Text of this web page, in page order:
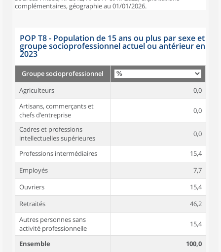
complémentaires, géographie au 01/01/2026.
POP T8 - Population de 15 ans ou plus par sexe et
groupe socioprofessionnel actuel ou antérieur en
2023
Groupe socioprofessionnel
Agriculteurs
0,0
Artisans, commerçants et
chefs d’entreprise
0,0
Cadres et professions
intellectuelles supérieures
0,0
Professions intermédiaires
15,4
Employés
7,7
Ouvriers
15,4
Retraités
46,2
Autres personnes sans
activité professionnelle
15,4
Ensemble
100,0